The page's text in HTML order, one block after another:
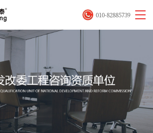
010-82885739